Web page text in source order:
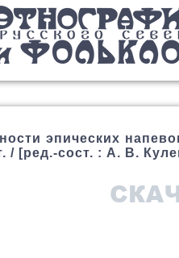
эпических
/ [ред.-сост. : А. В.